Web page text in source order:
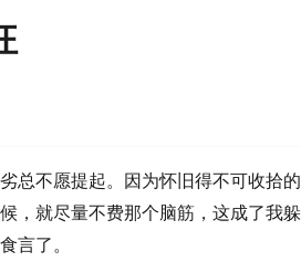
总不愿提起。因为怀旧得不可收拾
，就尽量不费那个脑筋，这成了我
言了。